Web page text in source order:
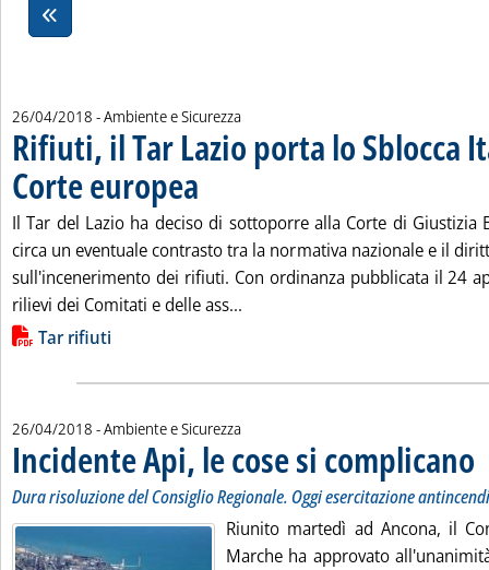
26/04/2018 - Ambiente e Sicurezza
Rifiuti, il Tar Lazio porta lo Sblocca
Corte europea . Pubblicata giovedì 26 aprile 2018 alle 18.13.
Il Tar del Lazio ha deciso di sottoporre alla Corte di Giustizia
circa un eventuale contrasto tra la normativa nazionale e il
sull'incenerimento dei rifiuti. Con ordinanza pubblicata il 24
rilievi dei Comitati e delle ass...
Lista allegati PDF alla notizia
Tar rifiuti
26/04/2018 - Ambiente e Sicurezza
Incidente Api, le cose si complicano
Dura risoluzione del Consiglio Regionale. Oggi esercitazione
Riunito martedì ad Ancona, il
Marche ha approvato